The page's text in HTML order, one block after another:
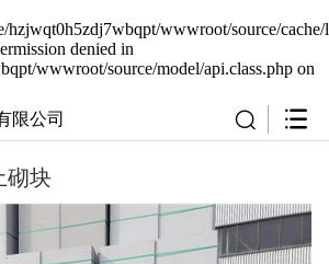
hzjwqt0h5zdj7wbqpt/wwwroot/source/cache/
denied in
wwwroot/source/model/api.class.php on
限公司
砌块